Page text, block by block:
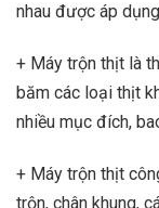
nhau được áp
+ Máy trộn thịt là
băm các loại thịt
nhiều mục đích,
+ Máy trộn thịt
trộn, chân khung,